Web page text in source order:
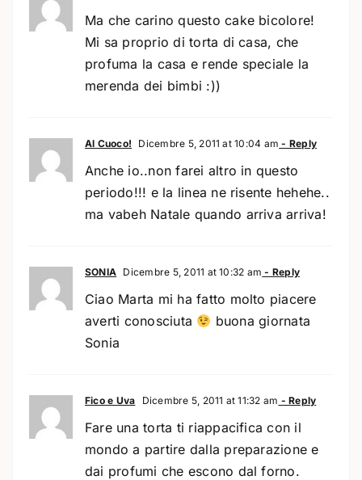
Ma che carino questo cake bicolore!
Mi sa proprio di torta di casa, che
profuma la casa e rende speciale la
merenda dei bimbi :))
Al Cuoco! Dicembre 5, 2011 at 10:04 am - Reply
Anche io..non farei altro in questo
periodo!!! e la linea ne risente hehehe..
ma vabeh Natale quando arriva arriva!
SONIA Dicembre 5, 2011 at 10:32 am - Reply
Ciao Marta mi ha fatto molto piacere
averti conosciuta
buona giornata
Sonia
Fico e Uva Dicembre 5, 2011 at 11:32 am - Reply
Fare una torta ti riappacifica con il
mondo a partire dalla preparazione e
dai profumi che escono dal forno.